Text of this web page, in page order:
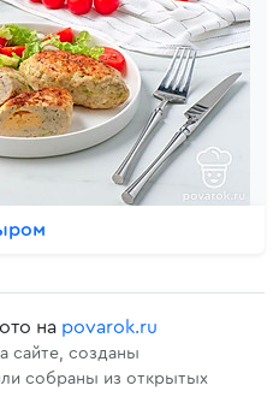
на povarok.ru
сайте, созданы
собраны из открытых